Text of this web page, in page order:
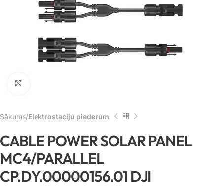
Sākums Elektrostaciju piederumi
CABLE POWER SOLAR PANEL
MC4/PARALLEL
CP.DY.00000156.01 DJI